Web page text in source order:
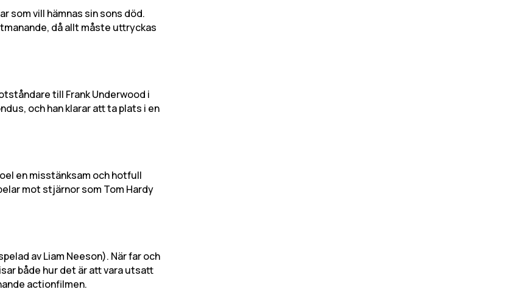
som vill hämnas sin sons död.
då allt måste uttryckas
till Frank Underwood i
och han klarar att ta plats i en
en misstänksam och hotfull
mot stjärnor som Tom Hardy
av Liam Neeson). När far och
både hur det är att vara utsatt
actionfilmen.